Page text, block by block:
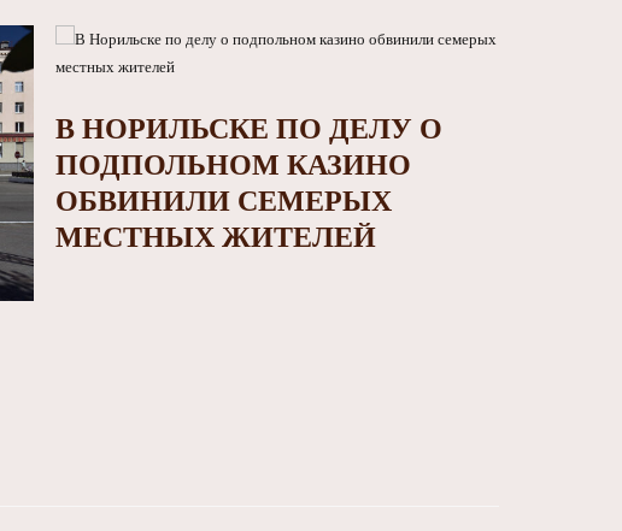
В НОРИЛЬСКЕ ПО ДЕЛУ О
ПОДПОЛЬНОМ КАЗИНО
ОБВИНИЛИ СЕМЕРЫХ
МЕСТНЫХ ЖИТЕЛЕЙ